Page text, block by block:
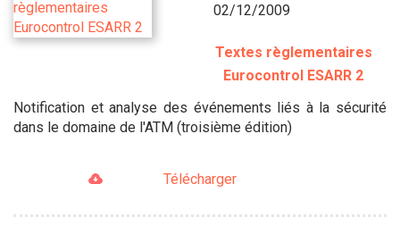
02/12/2009
Textes règlementaires
Eurocontrol ESARR 2
Notification et analyse des événements liés à la sécurité
dans le domaine de l'ATM (troisième édition)
Télécharger